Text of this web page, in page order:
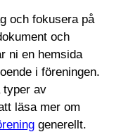
och fokusera på
och
ni en hemsida
i föreningen.
typer av
läsa mer om
generellt.